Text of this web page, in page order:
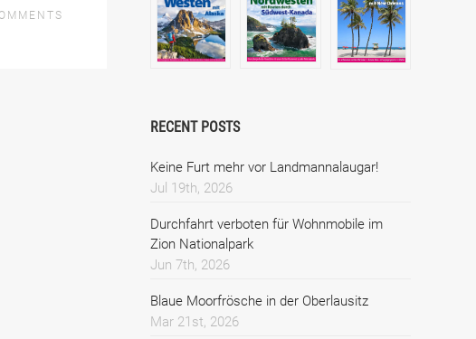
RECENT POSTS
Keine Furt mehr vor Landmannalaugar!
Jul 19th, 2026
Durchfahrt verboten für Wohnmobile im
Zion Nationalpark
Jun 7th, 2026
Blaue Moorfrösche in der Oberlausitz
Mar 21st, 2026